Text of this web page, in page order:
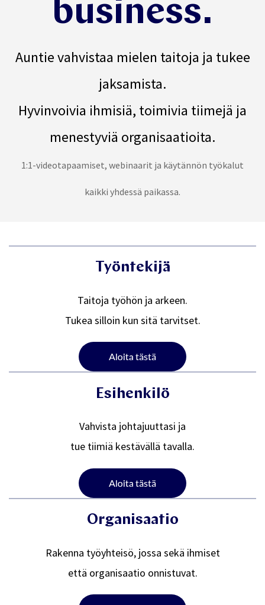
business.
Auntievahvistaa mielen taitoja ja tukee
jaksamista.
Hyvinvoivia ihmisiä, toimivia tiimejä ja
menestyviä organisaatioita.
1:1-videotapaamiset, webinaarit ja käytännön työkalut
kaikki yhdessä paikassa.
Työntekijä
Taitoja työhön ja arkeen.
Tukea silloin kun sitä tarvitset.
Esihenkilö
Vahvista johtajuuttasi ja
tue tiimiä kestävällä tavalla.
Organisaatio
Rakenna työyhteisö, jossa sekä ihmiset
että organisaatio onnistuvat.